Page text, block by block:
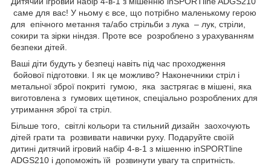
саме для вас! У ньому є все, що потрібно маленькому герою
для епічного метання та/або стрільби з лука – лук, стріли,
сокири та зірки ніндзя. Проте все розроблено з урахуванням
безпеки дітей.
Ваші діти будуть у безпеці навіть під час проходження
бойової підготовки. І як це можливо? Наконечники стріл і
метальної зброї покриті гумою, яка застрягає в мішені, яка
виготовлена ​​з гумових щетинок, спеціально розроблених для
утримання зброї та стріл.
Більше того, світлі кольори та стильний дизайн заохочують
дітей грати та розвивати навички руху. Подаруйте своїй
дитині дитячий ігровий набір 4-в-1 з мішенню inSPORTline
ADGS210 і допоможіть їй розвинути увагу та спритність.